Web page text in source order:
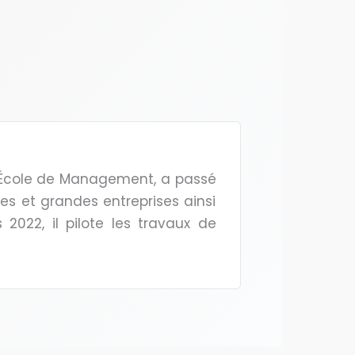
de Management, a passé
et grandes entreprises ainsi
2022, il pilote les travaux de